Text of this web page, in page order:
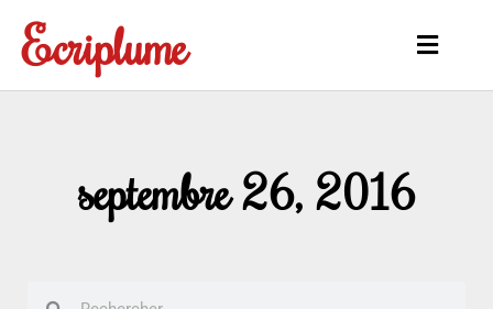
contenu
Ecriplume
Main
septembre 26, 2016